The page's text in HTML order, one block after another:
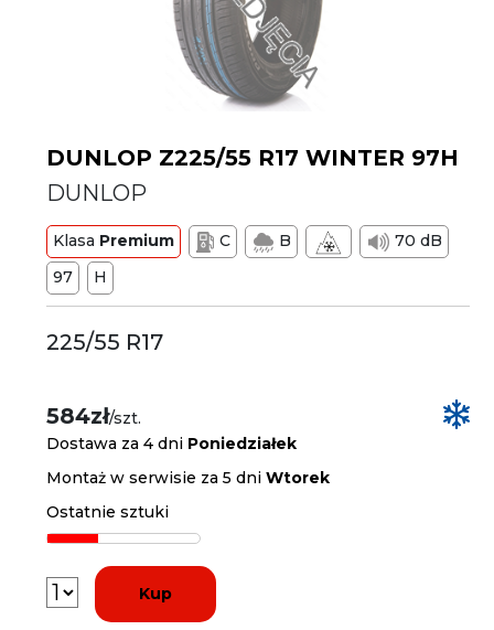
DUNLOP Z225/55 R17 WINTER 97H
DUNLOP
Klasa Premium C B
70 dB
97
H
225/55 R17
584zł/szt.
Dostawa za 4 dni Poniedziałek
Montaż w serwisie za 5 dniWtorek
Ostatnie sztuki
Kup